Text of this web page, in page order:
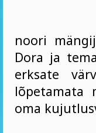
noori
Dora ja
erksate
lõpetamata
oma